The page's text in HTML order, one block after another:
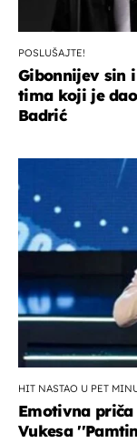
POSLUŠAJTE!
Gibonnijev sin
tima koji je
Badrić
HIT NASTAO U PET
Emotivna
Vukesa